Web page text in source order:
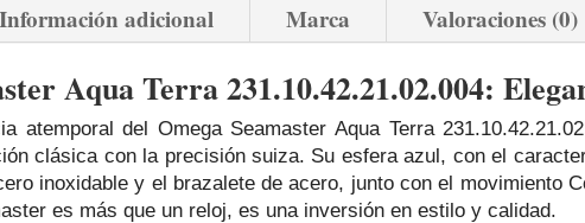
Información adicional Marca Valoraciones (0)
Aqua Terra 231.10.42.21.02.004:
atemporal del Omega Seamaster Aqua Terra
clásica con la precisión suiza. Su esfera azul, con el
inoxidable y el brazalete de acero, junto con el movimiento
es más que un reloj, es una inversión en estilo y calidad.